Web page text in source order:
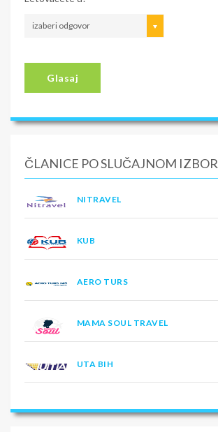
izaberi odgovor
Glasaj
ČLANICE PO SLUČAJNOM
NITRAVEL
KUB
AERO TURS
MAMA SOUL TRAVEL
UTA BIH